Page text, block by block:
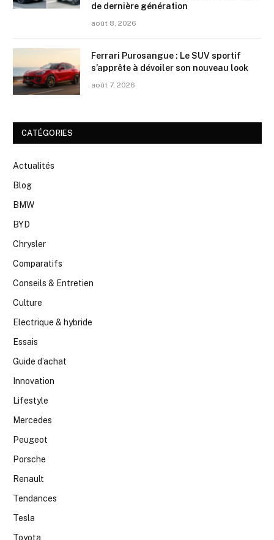
de dernière génération
août 8, 2026
Ferrari Purosangue : Le SUV sportif
s’apprête à dévoiler son nouveau look
août 7, 2026
CATÉGORIES
Actualités
Blog
BMW
BYD
Chrysler
Comparatifs
Conseils & Entretien
Culture
Electrique & hybride
Essais
Guide d’achat
Innovation
Lifestyle
Mercedes
Peugeot
Porsche
Renault
Tendances
Tesla
Toyota